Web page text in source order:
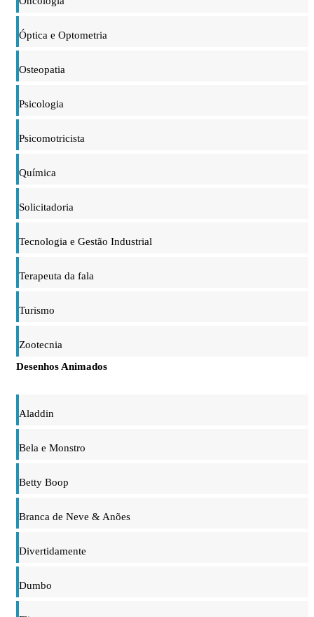
Óptica e Optometria
Osteopatia
Psicologia
Psicomotricista
Química
Solicitadoria
Tecnologia e Gestão Industrial
Terapeuta da fala
Turismo
Zootecnia
Desenhos Animados
Aladdin
Bela e Monstro
Betty Boop
Branca de Neve & Anões
Divertidamente
Dumbo